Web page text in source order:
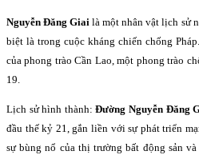
Nguyễn Đăng Giailà một nhân vật lịch sử
biệt là trong cuộc kháng chiến chống
của phong trào Cần Lao, một phong trào
19.
Lịch sử hình thành:Đường Nguyễn Đăng
đầu thế kỷ 21, gắn liền với sự phát triển
sự bùng nổ của thị trường bất động sản